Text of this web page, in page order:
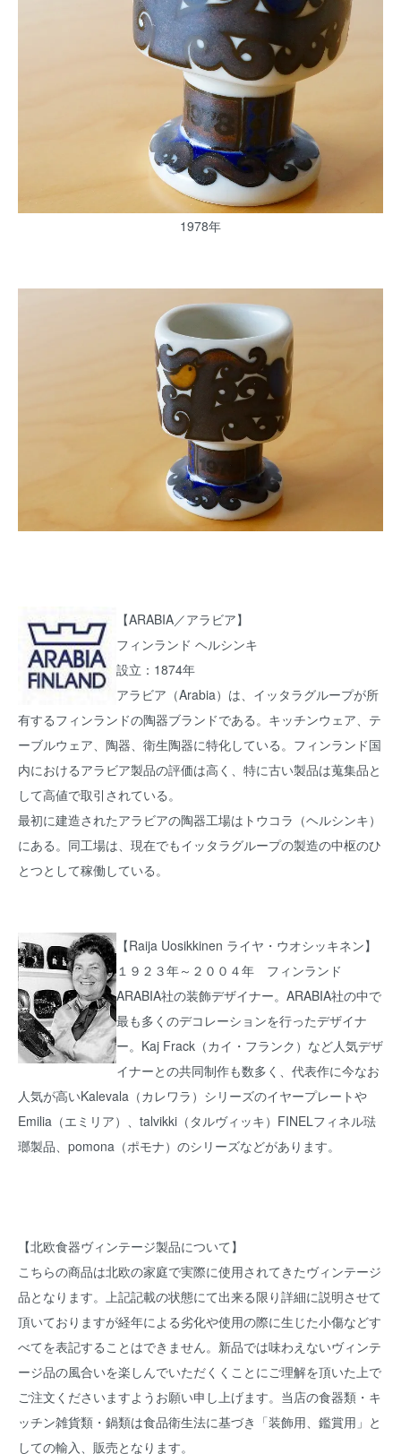
1978年
【ARABIA／アラビア】
フィンランド ヘルシンキ
設立：1874年
アラビア（Arabia）は、イッタラグループが所
有するフィンランドの陶器ブランドである。キッチンウェア、テ
ーブルウェア、陶器、衛生陶器に特化している。フィンランド国
内におけるアラビア製品の評価は高く、特に古い製品は蒐集品と
して高値で取引されている。
最初に建造されたアラビアの陶器工場はトウコラ（ヘルシンキ）
にある。同工場は、現在でもイッタラグループの製造の中枢のひ
とつとして稼働している。
【Raija Uosikkinen ライヤ・ウオシッキネン】
１９２３年～２００４年 フィンランド
ARABIA社の装飾デザイナー。ARABIA社の中で
最も多くのデコレーションを行ったデザイナ
ー。Kaj Frack（カイ・フランク）など人気デザ
イナーとの共同制作も数多く、代表作に今なお
人気が高いKalevala（カレワラ）シリーズのイヤープレートや
Emilia（エミリア）、talvikki（タルヴィッキ）FINELフィネル琺
瑯製品、pomona（ポモナ）のシリーズなどがあります。
【北欧食器ヴィンテージ製品について】
こちらの商品は北欧の家庭で実際に使用されてきたヴィンテージ
品となります。上記記載の状態にて出来る限り詳細に説明させて
頂いておりますが経年による劣化や使用の際に生じた小傷などす
べてを表記することはできません。新品では味わえないヴィンテ
ージ品の風合いを楽しんでいただくくことにご理解を頂いた上で
ご注文くださいますようお願い申し上げます。当店の食器類・キ
ッチン雑貨類・鍋類は食品衛生法に基づき「装飾用、鑑賞用」と
しての輸入、販売となります。